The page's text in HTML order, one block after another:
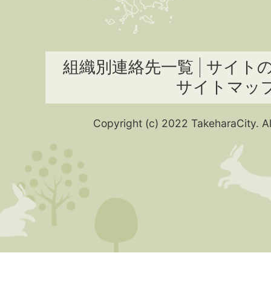
組織別連絡先一覧
サイト
サイトマッ
Copyright (c) 2022 TakeharaCity.